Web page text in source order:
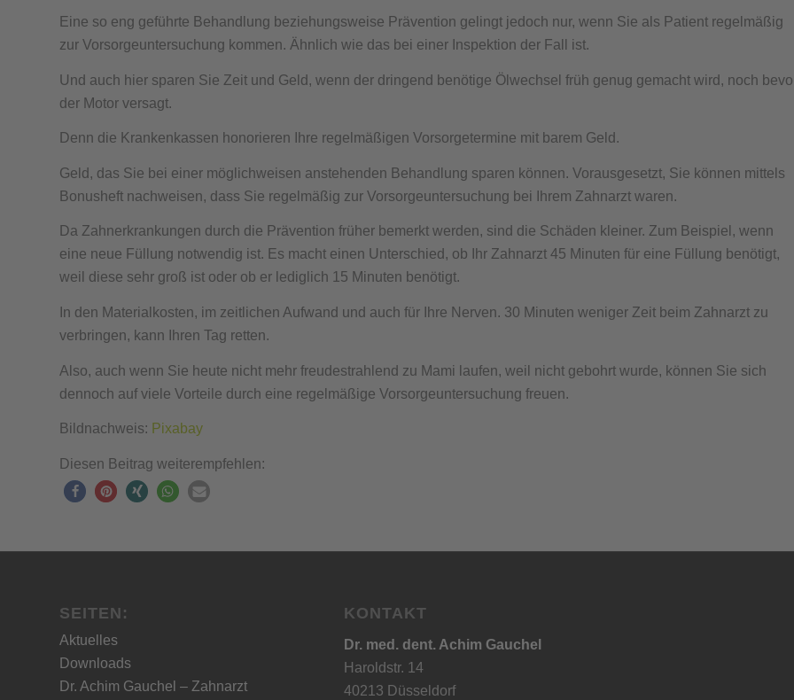
Eine so eng geführte Behandlung beziehungsweise Prävention gelingt jedoch nur, wenn Sie als Patient regelmäßig
zur Vorsorgeuntersuchung kommen. Ähnlich wie das bei einer Inspektion der Fall ist.
Und auch hier sparen Sie Zeit und Geld, wenn der dringend benötige Ölwechsel früh genug gemacht wird, noch
der Motor versagt.
Denn die Krankenkassen honorieren Ihre regelmäßigen Vorsorgetermine mit barem Geld.
Geld, das Sie bei einer möglichweisen anstehenden Behandlung sparen können. Vorausgesetzt, Sie können mittels
Bonusheft nachweisen, dass Sie regelmäßig zur Vorsorgeuntersuchung bei Ihrem Zahnarzt waren.
Da Zahnerkrankungen durch die Prävention früher bemerkt werden, sind die Schäden kleiner. Zum Beispiel, wenn
eine neue Füllung notwendig ist. Es macht einen Unterschied, ob Ihr Zahnarzt 45 Minuten für eine Füllung benötigt,
weil diese sehr groß ist oder ob er lediglich 15 Minuten benötigt.
In den Materialkosten, im zeitlichen Aufwand und auch für Ihre Nerven. 30 Minuten weniger Zeit beim Zahnarzt zu
verbringen, kann Ihren Tag retten.
Also, auch wenn Sie heute nicht mehr freudestrahlend zu Mami laufen, weil nicht gebohrt wurde, können Sie sich
dennoch auf viele Vorteile durch eine regelmäßige Vorsorgeuntersuchung freuen.
Bildnachweis: Pixabay
Diesen Beitrag weiterempfehlen:
SEITEN:
Aktuelles
Downloads
Dr. Achim Gauchel – Zahnarzt
KONTAKT
Dr. med. dent. Achim Gauchel
Haroldstr. 14
40213 Düsseldorf